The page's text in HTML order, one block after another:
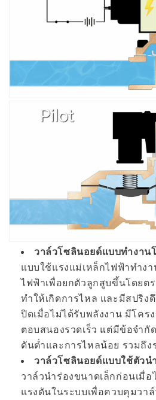
วาล์วโซลินอยด์แบบทำงาน
แบบใช้แรงแม่เหล็กไฟฟ้าทำง
ไฟฟ้าเพื่อยกตัวลูกสูบขึ้นโดยต
ทำให้เกิดการไหล และมีสปริง
ปิดเมื่อไม่ได้รับพลังงาน มีโครง
ตอบสนองรวดเร็ว แต่มีข้อจำกั
ดันต่ำและการไหลน้อย รวมถึ
วาล์วโซลินอยด์แบบใช้ตัวนำ
วาล์วนำร่องขนาดเล็กก่อนเมื่
แรงดันในระบบเพื่อควบคุมวา